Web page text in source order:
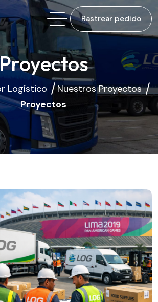
Rastrear pedido
Logístico
Nuestros Proyectos
Proyectos